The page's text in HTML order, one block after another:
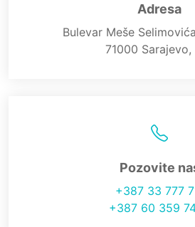
Adresa
Bulevar Meše
71000 Sarajevo,
Pozovite
+387 33 777
+387 60 359